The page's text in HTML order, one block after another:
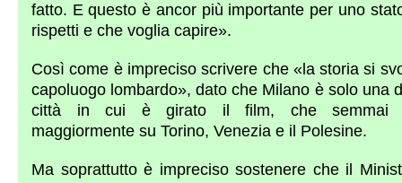
fatto. E questo è ancor più importante per uno
rispetti e che voglia capire».
Così come è impreciso scrivere che «la storia si
capoluogo lombardo», dato che Milano è solo una
città in cui è girato il film, che semmai
maggiormente su Torino, Venezia e il Polesine.
Ma soprattutto è impreciso sostenere che il